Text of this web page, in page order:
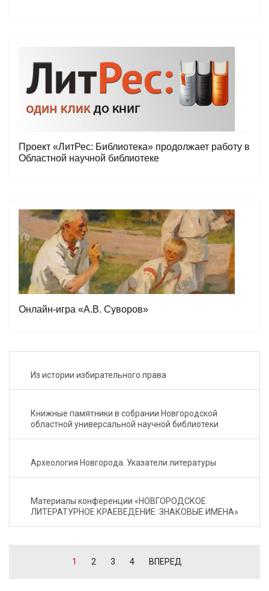
Проект «ЛитРес: Библиотека» продолжает работу в
Областной научной библиотеке
Онлайн-игра «А.В. Суворов»
Из истории избирательного права
Книжные памятники в собрании Новгородской
областной универсальной научной библиотеки
Археология Новгорода. Указатели литературы
Материалы конференции «НОВГОРОДСКОЕ
ЛИТЕРАТУРНОЕ КРАЕВЕДЕНИЕ: ЗНАКОВЫЕ ИМЕНА»
1 2 3 4 ВПЕРЕД